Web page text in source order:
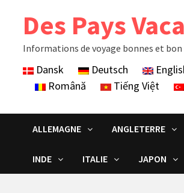
Des Pays
Informations de voyage bonnes et bon
Dansk Deutsch
Română
Tiếng Việt
ALLEMAGNE ANGLETERRE
INDE ITALIE JAPON